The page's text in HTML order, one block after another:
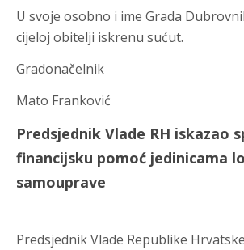
U svoje osobno i ime Grada
cijeloj obitelji iskrenu sućut.
Gradonačelnik
Mato Franković
Predsjednik Vlade RH iskazao
financijsku pomoć jedinicama
samouprave
Predsjednik Vlade Republike